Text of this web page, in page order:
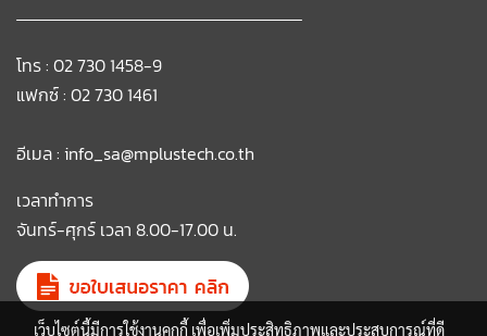
โทร : 02 730 1458-9
แฟกซ์ : 02 730 1461
อีเมล : info_sa@mplustech.co.th
เวลาทำการ
จันทร์-ศุกร์ เวลา 8.00-17.00 น.
เว็บไซต์นี้มีการใช้งานคุกกี้ เพื่อเพิ่มประสิทธิภาพและประสบการณ์ที่ดี